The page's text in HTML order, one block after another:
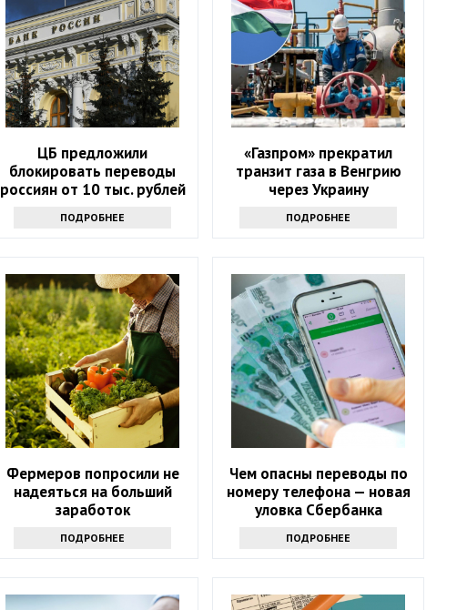
ЦБ предложили
блокировать переводы
россиян от 10 тыс. рублей
ПОДРОБНЕЕ
«Газпром» прекратил
транзит газа в Венгрию
через Украину
ПОДРОБНЕЕ
Фермеров попросили не
надеяться на больший
заработок
ПОДРОБНЕЕ
Чем опасны переводы по
номеру телефона — новая
уловка Сбербанка
ПОДРОБНЕЕ